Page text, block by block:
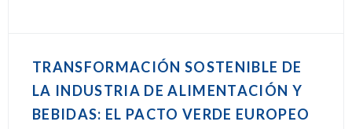
TRANSFORMACIÓN SOSTENIBLE DE
LA INDUSTRIA DE ALIMENTACIÓN Y
BEBIDAS: EL PACTO VERDE EUROPEO